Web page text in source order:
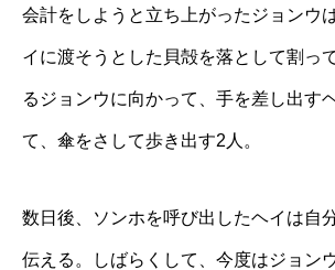
会計をしようと立ち上がったジョンウ
イに渡そうとした貝殻を落として割っ
るジョンウに向かって、手を差し出す
て、傘をさして歩き出す2人。
数日後、ソンホを呼び出したヘイは自
伝える。しばらくして、今度はジョン